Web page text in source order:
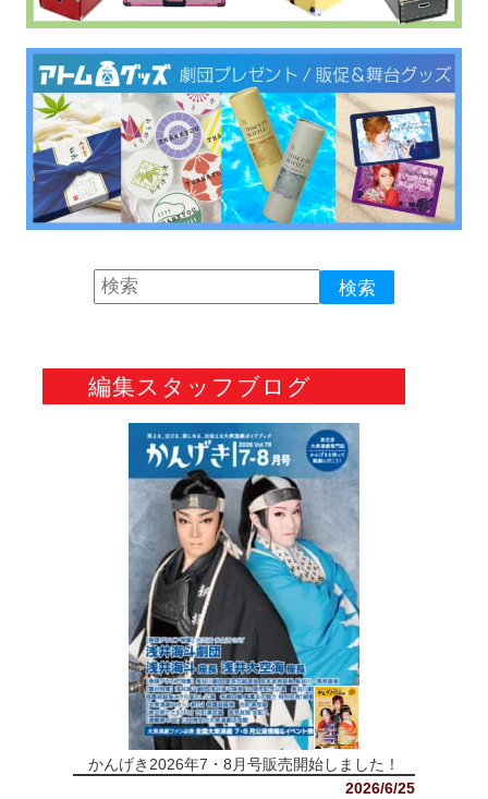
編集スタッフブログ
かんげき2026年7・8月号販売開始しました！
2026/6/25